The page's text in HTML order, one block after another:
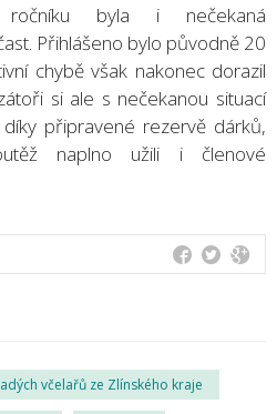
ročníku byla i nečekaná
Přihlášeno bylo původně 20
chybě však nakonec dorazil
si ale s nečekanou situací
připravené rezervě dárků,
naplno užili i členové
včelařů ze Zlínského kraje